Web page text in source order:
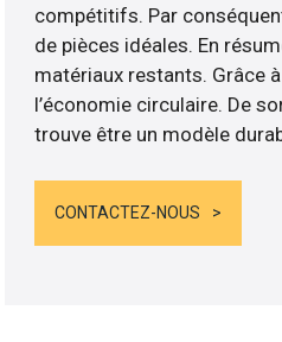
compétitifs. Par
de pièces idéales. En
matériaux restants. Grâce
l’économie circulaire. De
trouve être un modèle
CONTACTEZ-NOUS